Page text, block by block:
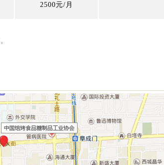
2500元/ 月
。